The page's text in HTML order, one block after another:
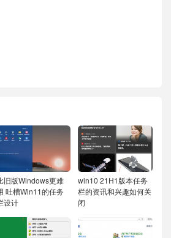
旧版Windows更难
吐槽Win11的任务
设计
win10 21H1版本任务
栏的资讯和兴趣如何关
闭